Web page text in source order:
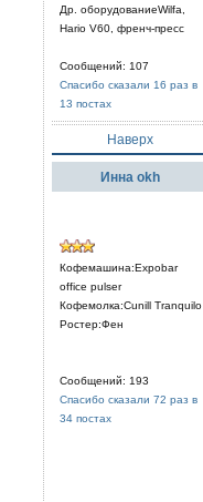
Др. оборудованиеWilfa,
Hario V60, френч-пресс
Сообщений: 107
Спасибо сказали 16 раз в
13 постах
Наверх
Иннa okh
Кофемашина:Expobar
office pulser
Кофемолка:Cunill Tranquilo
Ростер:Фен
Сообщений: 193
Спасибо сказали 72 раз в
34 постах